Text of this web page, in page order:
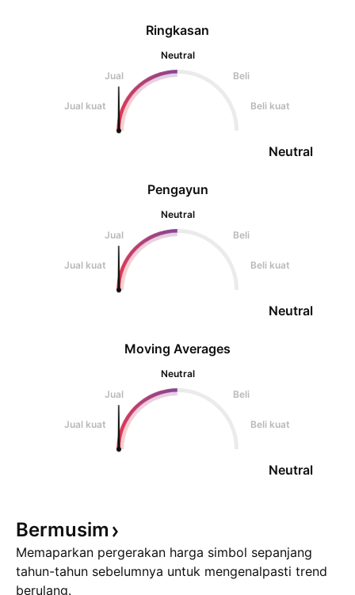
Pengayun
Neutral
Jual
Beli
Jual kuat Beli kuat
Neutral
Ringkasan
Neutral
Jual
Beli
Jual kuat Beli kuat
Neutral
Moving Averages
Neutral
Jual
Beli
Jual kuat Beli kuat
Neutral
Bermusim
Memaparkan pergerakan harga simbol sepanjang
tahun-tahun sebelumnya untuk mengenalpasti trend
berulang.